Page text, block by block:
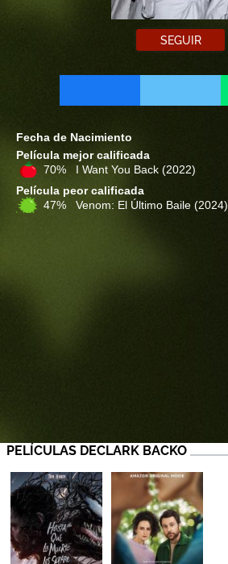
SEGUIR
Fecha de Nacimiento
Película mejor calificada
70% I Want You Back (2022)
Película peor calificada
47% Venom: El Último Baile (2024)
PELÍCULAS DECLARK BACKO